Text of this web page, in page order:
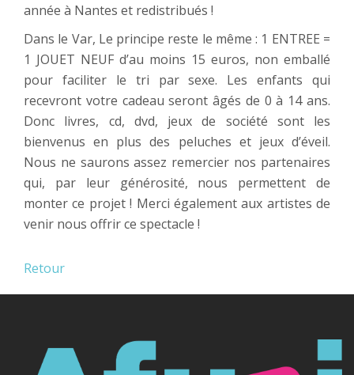
année à Nantes et redistribués !
Dans le Var, Le principe reste le même : 1 ENTREE =
1 JOUET NEUF d’au moins 15 euros, non emballé
pour faciliter le tri par sexe. Les enfants qui
recevront votre cadeau seront âgés de 0 à 14 ans.
Donc livres, cd, dvd, jeux de société sont les
bienvenus en plus des peluches et jeux d’éveil.
Nous ne saurons assez remercier nos partenaires
qui, par leur générosité, nous permettent de
monter ce projet ! Merci également aux artistes de
venir nous offrir ce spectacle !
Retour